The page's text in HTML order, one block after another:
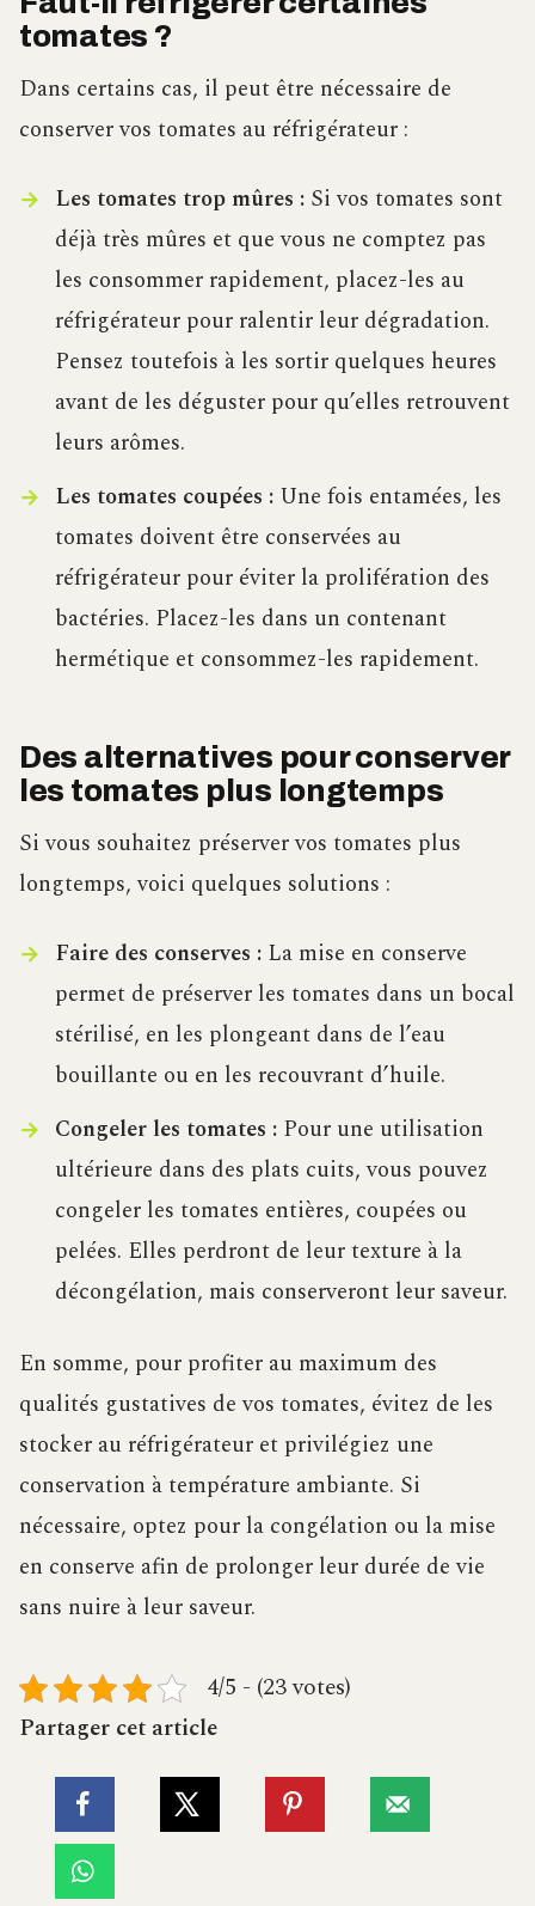
tomates ?
Dans certains cas, il peut être nécessaire de
conserver vos tomates au réfrigérateur :
Les tomates trop mûres :Si vos tomates sont
déjà très mûres et que vous ne comptez pas
les consommer rapidement, placez-les au
réfrigérateur pour ralentir leur dégradation.
Pensez toutefois à les sortir quelques heures
avant de les déguster pour qu’elles retrouvent
leurs arômes.
Les tomates coupées :Une fois entamées, les
tomates doivent être conservées au
réfrigérateur pour éviter la prolifération des
bactéries. Placez-les dans un contenant
hermétique et consommez-les rapidement.
Des alternatives pour conserver
les tomates plus longtemps
Si vous souhaitez préserver vos tomates plus
longtemps, voici quelques solutions :
Faire des conserves :La mise en conserve
permet de préserver les tomates dans un bocal
stérilisé, en les plongeant dans de l’eau
bouillante ou en les recouvrant d’huile.
Congeler les tomates :Pour une utilisation
ultérieure dans des plats cuits, vous pouvez
congeler les tomates entières, coupées ou
pelées. Elles perdront de leur texture à la
décongélation, mais conserveront leur saveur.
En somme, pour profiter au maximum des
qualités gustatives de vos tomates, évitez de les
stocker au réfrigérateur et privilégiez une
conservation à température ambiante. Si
nécessaire, optez pour la congélation ou la mise
en conserve afin de prolonger leur durée de vie
sans nuire à leur saveur.
4/5 - (23 votes)
Partager cet article